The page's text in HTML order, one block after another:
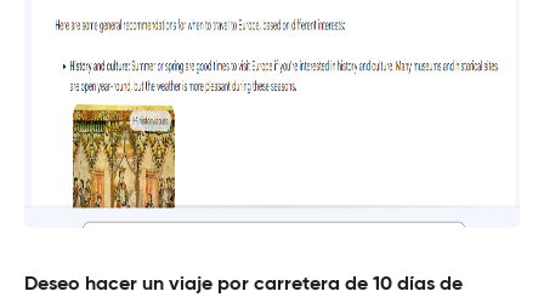
Deseo hacer un viaje por carretera de 10 días de